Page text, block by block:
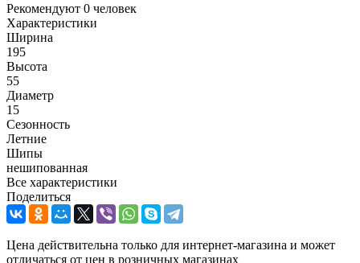
Рекомендуют 0 человек
Характеристики
Ширина
195
Высота
55
Диаметр
15
Сезонность
Летние
Шипы
нешипованная
Все характеристики
Поделиться
Цена действительна только для интернет-магазина и может
отличаться от цен в розничных магазинах